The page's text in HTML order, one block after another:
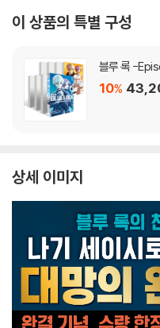
이 상품의 특별 구성
블루 록 -
10%
상세 이미지